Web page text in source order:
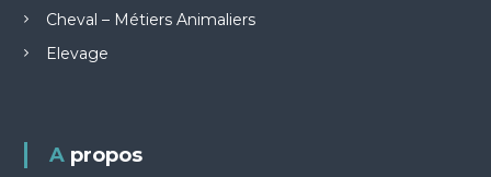
Cheval – Métiers Animaliers
Elevage
A propos